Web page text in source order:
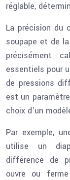
réglable,
La précision du
soupape et de
précisément
essentiels pour
de pressions
est un
choix d’un
Par exemple,
utilise un
différence de
ouvre ou